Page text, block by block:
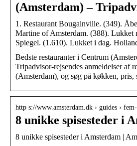
(Amsterdam) –
1. Restaurant Bougainville. (349).
Martine of Amsterdam. (388). Lukket
Spiegel. (1.610). Lukket i dag.
Bedste restauranter i Centrum
Tripadvisor-rejsendes anmeldelser af
(Amsterdam), og søg på køkken, pris,
http s://www.amsterdam.dk › guides ›
8 unikke spisesteder i
8 unikke spisesteder i Amsterdam |